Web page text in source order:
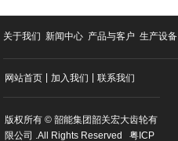
关于我们 新闻中心 产品与客户 生产设备
网站首页 加入我们 联系我们
版权所有 © 韶能集团韶关宏大齿轮有
限公司 .All Rights Reserved 粤ICP